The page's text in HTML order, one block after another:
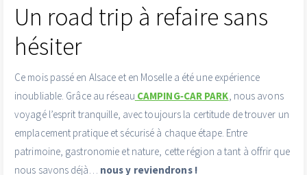
Un road trip à refaire sans
hésiter
Ce mois passé en Alsace et en Moselle a été une expérience
inoubliable. Grâce au réseau CAMPING‑CAR PARK, nous avons
voyagé l’esprit tranquille, avec toujours la certitude de trouver un
emplacement pratique et sécurisé à chaque étape. Entre
patrimoine, gastronomie et nature, cette région a tant à offrir que
nous savons déjà… nous y reviendrons !